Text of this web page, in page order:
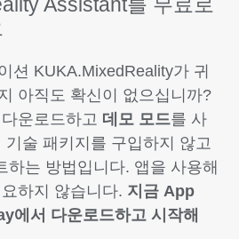
Assistant를 무료로
션 KUKA.MixedReality가 귀
아직도 확신이 없으십니까?
운로드하고 데모 모드를 사
기술 패키지를 구입하지 않고
하는 방법입니다. 앱을 사용해
하지 않습니다. 지금 App
에서 다운로드하고 시작해